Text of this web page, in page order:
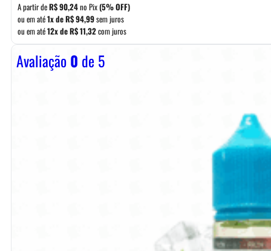
A partir deR$90,24no Pix(5% OFF)
ou em até1x deR$94,99sem juros
ou em até12x deR$11,32com juros
Avaliação0 de 5